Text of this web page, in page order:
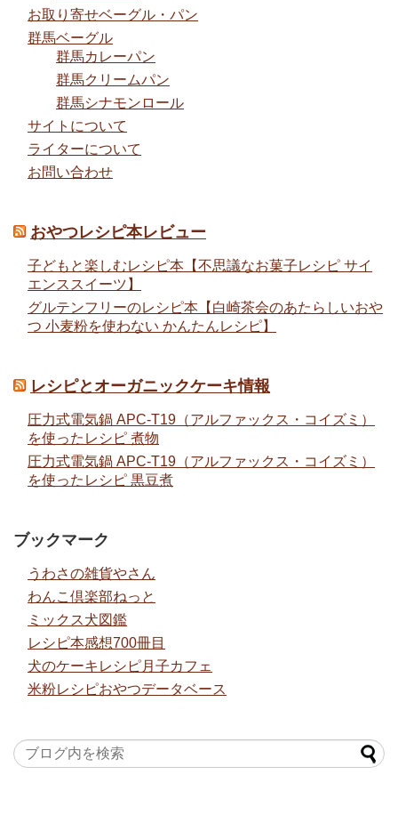
お取り寄せベーグル・パン
群馬ベーグル
群馬カレーパン
群馬クリームパン
群馬シナモンロール
サイトについて
ライターについて
お問い合わせ
おやつレシピ本レビュー
子どもと楽しむレシピ本【不思議なお菓子レシピ サイ
エンススイーツ】
グルテンフリーのレシピ本【白崎茶会のあたらしいおや
つ 小麦粉を使わない かんたんレシピ】
レシピとオーガニックケーキ情報
圧力式電気鍋 APC-T19（アルファックス・コイズミ）
を使ったレシピ 煮物
圧力式電気鍋 APC-T19（アルファックス・コイズミ）
を使ったレシピ 黒豆煮
ブックマーク
うわさの雑貨やさん
わんこ倶楽部ねっと
ミックス犬図鑑
レシピ本感想700冊目
犬のケーキレシピ月子カフェ
米粉レシピおやつデータベース